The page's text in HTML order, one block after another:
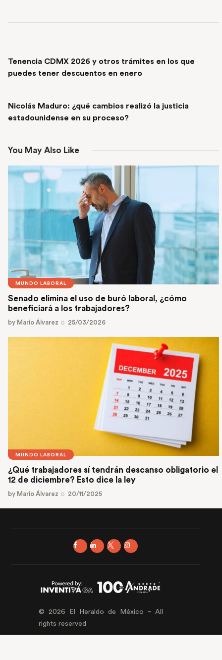
Tenencia CDMX 2026 y otros trámites en los que
puedes tener descuentos en enero
Nicolás Maduro: ¿qué cambios realizó la justicia
estadounidense en su proceso?
You May Also Like
MUNDO LABORAL
Senado elimina el uso de buró laboral, ¿cómo
beneficiará a los trabajadores?
by Mario Álvarez 25/03/2026
MUNDO LABORAL
¿Qué trabajadores sí tendrán descanso obligatorio el
12 de diciembre? Esto dice la ley
by Mario Álvarez 20/11/2025
© 2026 El Heraldo de México – All
rights reserved